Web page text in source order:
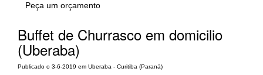
Peça um orçamento
Buffet de Churrasco em domicilio
(Uberaba)
Publicado o 3-6-2019 em Uberaba - Curitiba (Paraná)